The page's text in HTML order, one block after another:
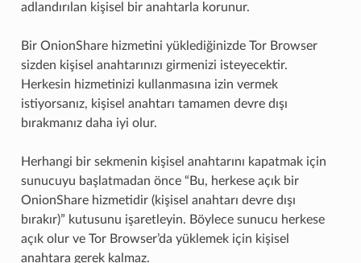
adlandırılan kişisel bir anahtarla korunur.
Bir OnionShare hizmetini yüklediğinizde Tor Browser
sizden kişisel anahtarınızı girmenizi isteyecektir.
Herkesin hizmetinizi kullanmasına izin vermek
istiyorsanız, kişisel anahtarı tamamen devre dışı
bırakmanız daha iyi olur.
Herhangi bir sekmenin kişisel anahtarını kapatmak için
sunucuyu başlatmadan önce “Bu, herkese açık bir
OnionShare hizmetidir (kişisel anahtarı devre dışı
bırakır)” kutusunu işaretleyin. Böylece sunucu herkese
açık olur ve Tor Browser’da yüklemek için kişisel
anahtara gerek kalmaz.